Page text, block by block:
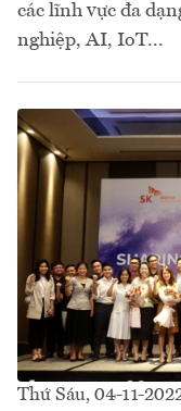
các lĩnh vực đa
nghiệp, AI, IoT...
Thứ Sáu, 04-11-